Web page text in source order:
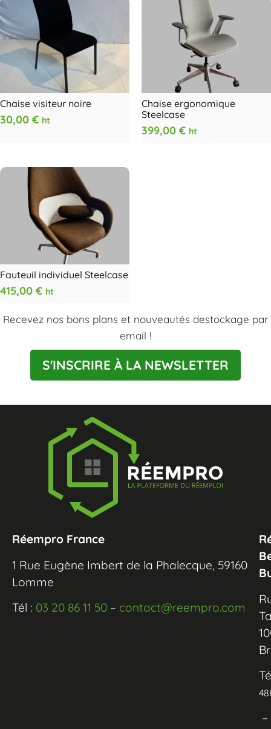
Chaise visiteur noire
30,00 € ht
Chaise ergonomique
Steelcase
399,00 € ht
Fauteuil individuel Steelcase
415,00 € ht
Recevez nos bons plans et nouveautés destockage par
email !
S'INSCRIRE À LA NEWSLETTER
Réempro France
1 Rue Eugène Imbert de la Phalecque, 59160
Lomme
Tél : 03 20 86 11 50 – contact@reempro.com
–